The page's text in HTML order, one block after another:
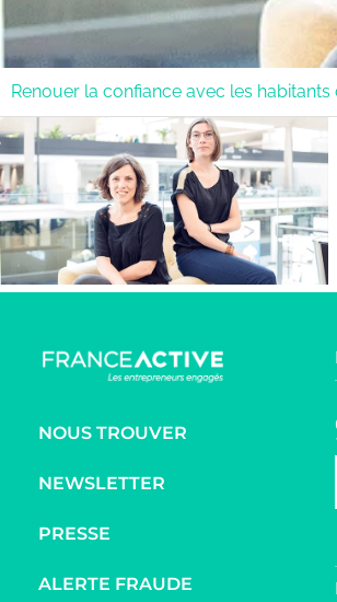
Renouer la confiance avec les
NOUS TROUVER
NEWSLETTER
PRESSE
ALERTE FRAUDE